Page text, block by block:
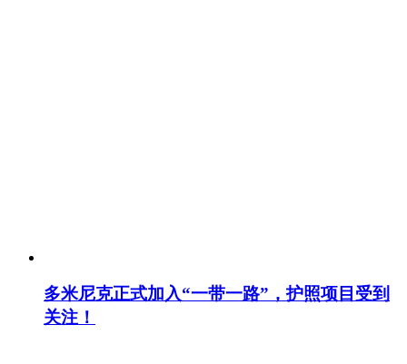
多米尼克正式加入“一带一路”，护照项目受到
关注！